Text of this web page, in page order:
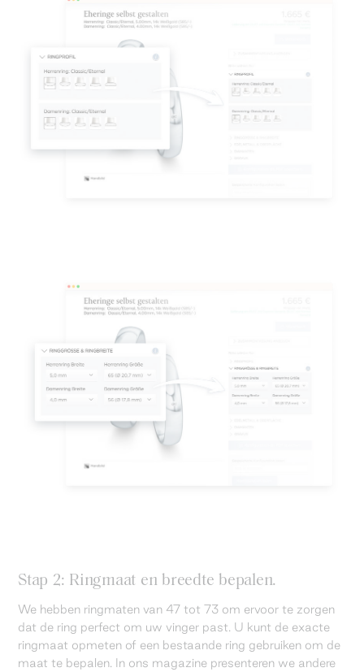
Stap 2: Ringmaat en breedte bepalen.
We hebben ringmaten van 47 tot 73 om ervoor te zorgen
dat de ring perfect om uw vinger past. U kunt de exacte
ringmaat opmeten of een bestaande ring gebruiken om de
maat te bepalen. In ons magazine presenteren we andere